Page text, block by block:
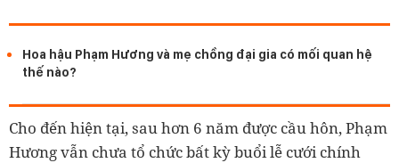
Hoa hậu Phạm Hương và mẹ chồng đại gia có mối quan hệ
thế nào?
Cho đến hiện tại, sau hơn 6 năm được cầu hôn, Phạm
Hương vẫn chưa tổ chức bất kỳ buổi lễ cưới chính